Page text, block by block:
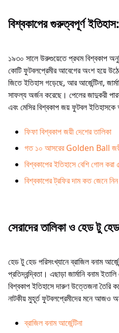
বিশ্বকাপের গুরুত্বপূর্ণ ইতিহাস:
১৯৩০ সালে উরুগুয়েতে প্রথম বিশ্বকাপ
কোটি ফুটবলপ্রেমীর আবেগের অংশ হয়ে
জিতে ইতিহাস গড়েছে, আর আর্জেন্টিনা,
সাফল্য অর্জন করেছে। পেলের জাদুকরী
এবং মেসির বিশ্বকাপ জয় ফুটবল
ফিফা বিশ্বকাপ জয়ী দেশের তালিকা
গত ১০ আসরের Golden Ball
বিশ্বকাপের ইতিহাসে বেশি গোল করা
বিশ্বকাপের ট্রফির দাম কত জেনে নিন
সেরাদের তালিকা ও হেড টু
হেড টু হেড পরিসংখ্যানে ব্রাজিল বনাম
প্রতিদ্বন্দ্বিতা। এছাড়া জার্মানি বনাম
বিশ্বকাপ ইতিহাসে দারুণ উত্তেজনা
নাটকীয় মুহূর্ত ফুটবলপ্রেমীদের মনে আজও
ব্রাজিল বনাম আর্জেন্টিনা